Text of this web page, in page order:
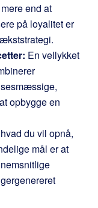
end at
på loyalitet er
En vellykket
opbygge en
du vil opnå,
mål er at